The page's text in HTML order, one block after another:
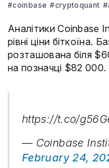
#coinbase #cryptoquant
Аналітики Coinbase
рівні ціни біткоїна.
розташована біля
на позначці $82 000.
https://t.co/
— Coinbase
February 24,